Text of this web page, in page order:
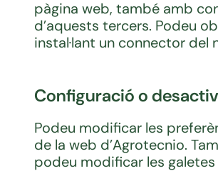
pàgina web, també amb
d’aquests tercers. Podeu
instal·lant un connector
Configuració o
Podeu modificar les
de la web d’Agrotecnio.
podeu modificar les galetes